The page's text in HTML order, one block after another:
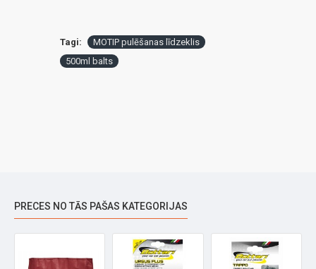
Tagi:
MOTIP pulēšanas līdzeklis
500ml balts
PRECES NO TĀS PAŠAS KATEGORIJAS